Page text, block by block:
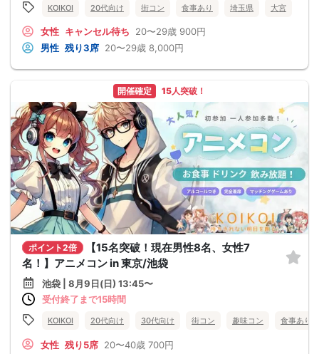
KOIKOI 20代向け 街コン 食事あり 埼玉県 大宮
女性 キャンセル待ち 20〜29歳 900円
男性 残り3席 20〜29歳 8,000円
開催確定 15人突破！
ポイント2倍
【15名突破！現在男性8名、女性7
名！】アニメコン in 東京/池袋
池袋 | 8月9日(日) 13:45〜
受付終了まで15時間
KOIKOI 20代向け 30代向け 街コン 趣味コン 食事あり
女性 残り5席 20〜40歳 700円